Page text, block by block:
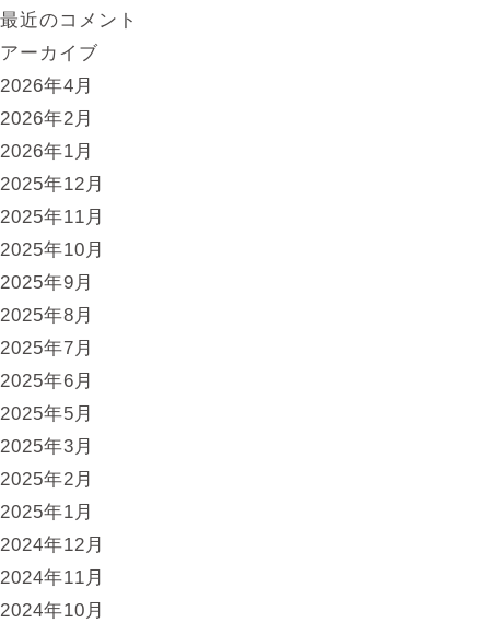
最近のコメント
アーカイブ
2026年4月
2026年2月
2026年1月
2025年12月
2025年11月
2025年10月
2025年9月
2025年8月
2025年7月
2025年6月
2025年5月
2025年3月
2025年2月
2025年1月
2024年12月
2024年11月
2024年10月